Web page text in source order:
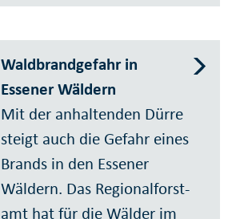
Waldbrandgefahr in
Essener Wäldern
Mit der anhal­tenden Dürre
steigt auch die Gefahr eines
Brands in den Essener
Wäldern. Das Regional­forst­
amt hat für die Wälder im